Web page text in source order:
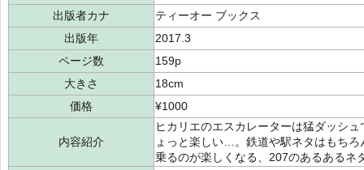
出版者カナ
ティーオー ブックス
出版年
2017.3
ページ数
159p
大きさ
18cm
価格
¥1000
内容紹介
ヒカリエのエスカレーターは猛ダッシ
ょっと楽しい…。鉄道や駅ネタはもち
乗るのが楽しくなる、207のあるあるネ